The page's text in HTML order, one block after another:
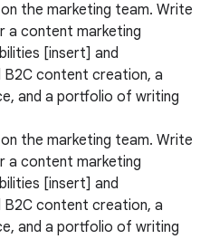
the marketing team. Write
a content marketing
[insert] and
B2C content creation, a
and a portfolio of writing
the marketing team. Write
a content marketing
[insert] and
B2C content creation, a
and a portfolio of writing